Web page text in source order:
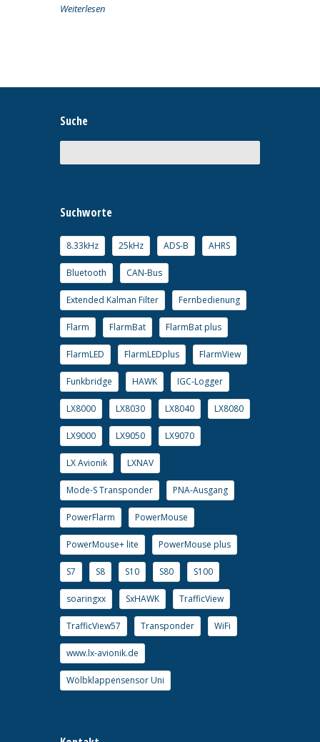
Weiterlesen
Suche
Suchworte
8.33kHz 25kHz ADS-B AHRS
Bluetooth CAN-Bus
Extended Kalman Filter Fernbedienung
Flarm FlarmBat FlarmBat plus
FlarmLED FlarmLEDplus FlarmView
Funkbridge HAWK IGC-Logger
LX8000 LX8030 LX8040 LX8080
LX9000 LX9050 LX9070
LX Avionik LXNAV
Mode-S Transponder PNA-Ausgang
PowerFlarm PowerMouse
PowerMouse+ lite PowerMouse plus
S7 S8 S10 S80 S100
soaringxx SxHAWK TrafficView
TrafficView57 Transponder WiFi
www.lx-avionik.de
Wölbklappensensor Uni